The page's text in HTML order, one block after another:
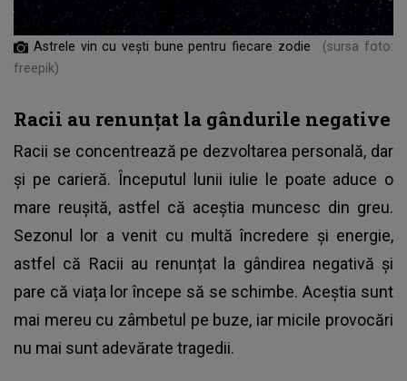
Astrele vin cu vești bune pentru fiecare zodie
(sursa foto:
freepik)
Racii au renunțat la gândurile negative
Racii se concentrează pe dezvoltarea personală, dar
și pe carieră. Începutul lunii iulie le poate aduce o
mare reușită, astfel că aceștia muncesc din greu.
Sezonul lor a venit cu multă încredere și energie,
astfel că Racii au renunțat la gândirea negativă și
pare că viața lor începe să se schimbe. Aceștia sunt
mai mereu cu zâmbetul pe buze, iar micile provocări
nu mai sunt adevărate tragedii.